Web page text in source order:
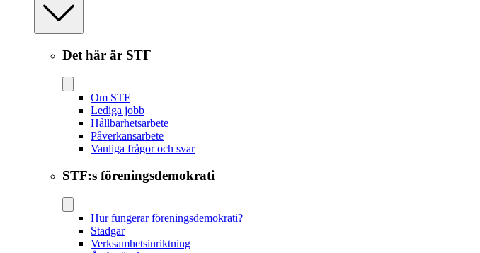
Det här är STF
Om STF
Lediga jobb
Hållbarhetsarbete
Påverkansarbete
Vanliga frågor och svar
STF:s föreningsdemokrati
Hur fungerar föreningsdemokrati?
Stadgar
Verksamhetsinriktning